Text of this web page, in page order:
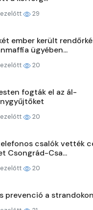
ezelőtt 29
ember került
ügyében...
ezelőtt 20
fogták el az ál-
ezelőtt 20
csalók vették
Csongrád-Csa...
ezelőtt 20
prevenció a strandokon